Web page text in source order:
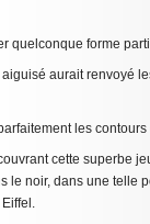
quelconque forme
aurait renvoyé
les
cette superbe
le noir, dans une telle